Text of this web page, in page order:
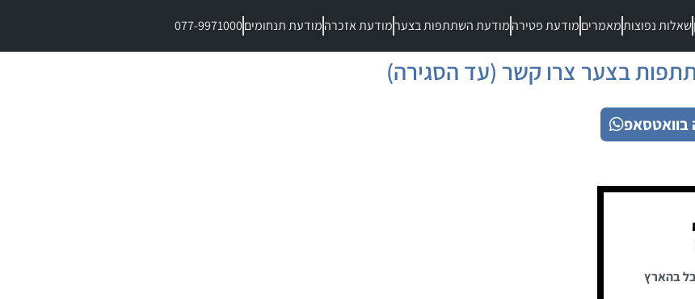
שאלות נפוצותמאמריםמודעת פטירהמודעת השתתפות בצערמודעת אזכרהמודעת תנחומים077-9971000
בצער צרו קשר (עד הסגירה)
בוואטסאפ
בהארץ